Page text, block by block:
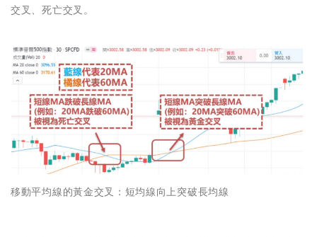
交叉、死亡交叉。
移動平均線的黃金交叉：短均線向上突破長均線